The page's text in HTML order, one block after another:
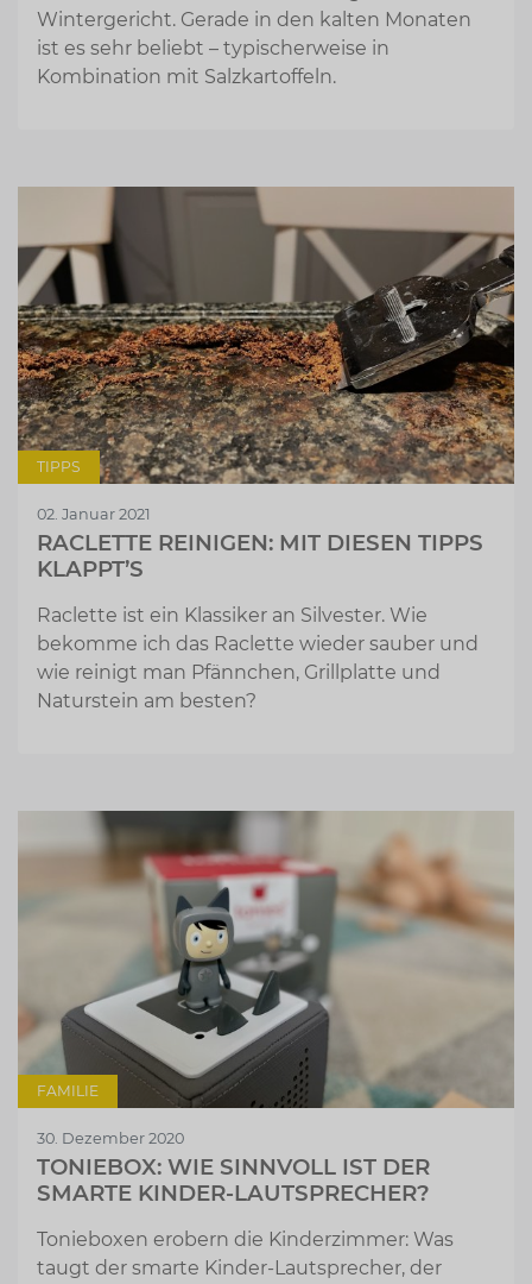
Wintergericht. Gerade in den kalten Monaten
ist es sehr beliebt – typischerweise in
Kombination mit Salzkartoffeln.
TIPPS
02. Januar 2021
RACLETTE REINIGEN: MIT DIESEN TIPPS
KLAPPT’S
Raclette ist ein Klassiker an Silvester. Wie
bekomme ich das Raclette wieder sauber und
wie reinigt man Pfännchen, Grillplatte und
Naturstein am besten?
FAMILIE
30. Dezember 2020
TONIEBOX: WIE SINNVOLL IST DER
SMARTE KINDER-LAUTSPRECHER?
Tonieboxen erobern die Kinderzimmer: Was
taugt der smarte Kinder-Lautsprecher, der